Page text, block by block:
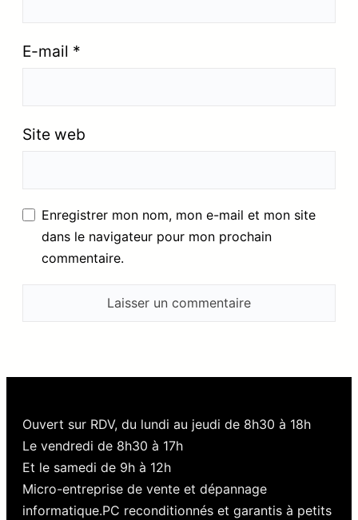
E-mail *
Site web
Enregistrer mon nom, mon e-mail et mon site
dans le navigateur pour mon prochain
commentaire.
Ouvert sur RDV, du lundi au jeudi de 8h30 à 18h
Le vendredi de 8h30 à 17h
Et le samedi de 9h à 12h
Micro-entreprise de vente et dépannage
informatique.PC reconditionnés et garantis à petits